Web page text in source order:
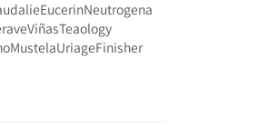
EucerinNeutrogena
ViñasTeaology
MustelaUriageFinisher